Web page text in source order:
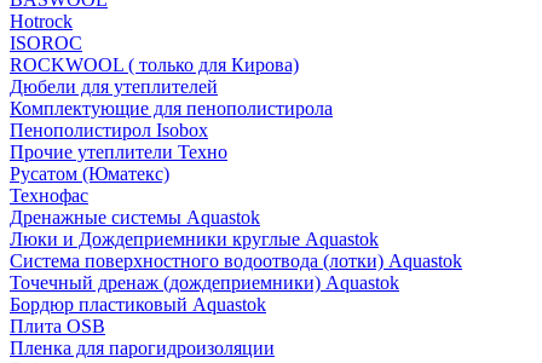
Hotrock
ISOROC
ROCKWOOL ( только для Кирова)
Дюбели для утеплителей
Комплектующие для пенополистирола
Пенополистирол Isobox
Прочие утеплители Техно
Русатом (Юматекс)
Технофас
Дренажные системы Aquastok
Люки и Дождеприемники круглые Aquastok
Система поверхностного водоотвода (лотки) Aquastok
Точечный дренаж (дождеприемники) Aquastok
Бордюр пластиковый Aquastok
Плита OSB
Пленка для парогидроизоляции